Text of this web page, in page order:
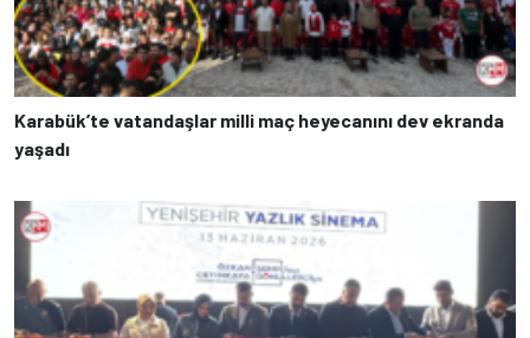
Karabük’te vatandaşlar milli maç heyecanını dev ekranda
yaşadı